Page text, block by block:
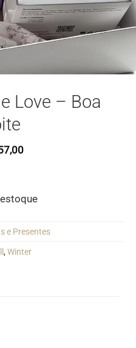
Love – Boa
e Presentes
, Winter